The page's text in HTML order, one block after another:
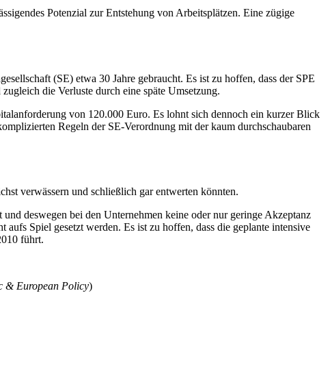
Potenzial zur Entstehung von Arbeitsplätzen. Eine zügige
(SE) etwa 30 Jahre gebraucht. Es ist zu hoffen, dass der SPE
die Verluste durch eine späte Umsetzung.
von 120.000 Euro. Es lohnt sich dennoch ein kurzer Blick
Regeln der SE-Verordnung mit der kaum durchschaubaren
verwässern und schließlich gar entwerten könnten.
deswegen bei den Unternehmen keine oder nur geringe Akzeptanz
Spiel gesetzt werden. Es ist zu hoffen, dass die geplante intensive
führt.
& European Policy)